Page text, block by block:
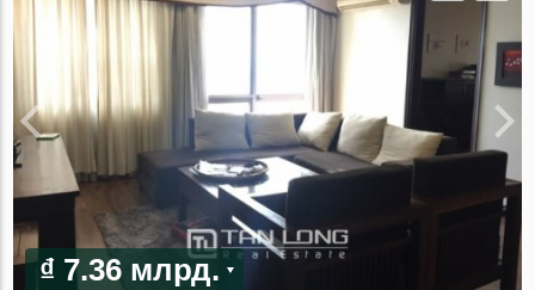
₫ 7.36 млрд.